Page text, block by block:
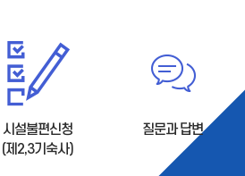
질문과 답변 교양강좌신청